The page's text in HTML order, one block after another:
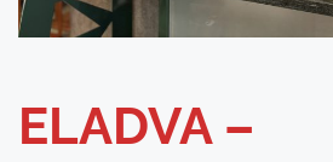
ELADVA –